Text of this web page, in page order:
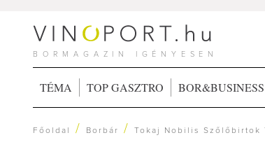
BORMAGAZIN IGÉNYESEN
TÉMA TOP GASZTRO BOR&BUSINESS
Főoldal / Borbár /Tokaj Nobilis Szőlőbirtok